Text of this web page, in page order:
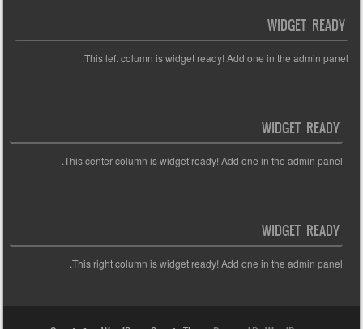
WIDGET READY
This left column is widget ready! Add one in the admin panel.
WIDGET READY
This center column is widget ready! Add one in the admin panel.
WIDGET READY
This right column is widget ready! Add one in the admin panel.